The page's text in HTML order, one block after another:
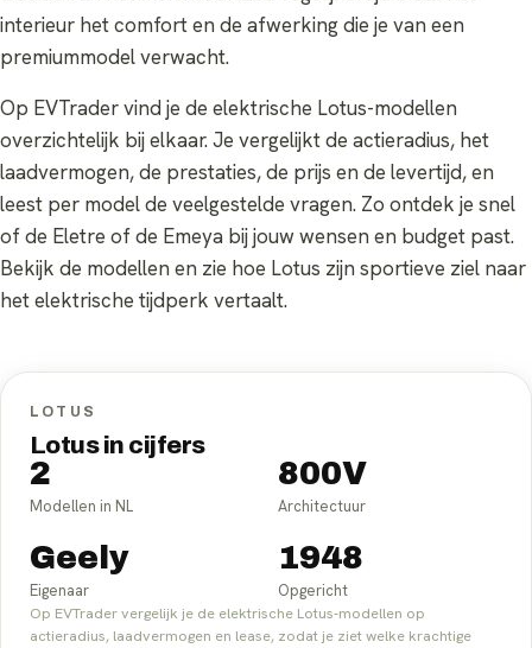
interieur het comfort en de afwerking die je van een
premiummodel verwacht.
Op EVTrader vind je de elektrische Lotus-modellen
overzichtelijk bij elkaar. Je vergelijkt de actieradius, het
laadvermogen, de prestaties, de prijs en de levertijd, en
leest per model de veelgestelde vragen. Zo ontdek je snel
of de Eletre of de Emeya bij jouw wensen en budget past.
Bekijk de modellen en zie hoe Lotus zijn sportieve ziel naar
het elektrische tijdperk vertaalt.
LOTUS
Lotus in cijfers
2
Modellen in NL
800V
Architectuur
Geely
Eigenaar
1948
Opgericht
Op EVTrader vergelijk je de elektrische Lotus-modellen op
actieradius, laadvermogen en lease, zodat je ziet welke krachtige